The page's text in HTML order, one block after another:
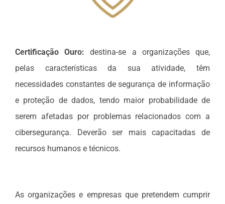
Certificação Ouro: destina-se a organizações que,
pelas características da sua atividade, têm
necessidades constantes de segurança de informação
e proteção de dados, tendo maior probabilidade de
serem afetadas por problemas relacionados com a
cibersegurança. Deverão ser mais capacitadas de
recursos humanos e técnicos.
As organizações e empresas que pretendem cumprir